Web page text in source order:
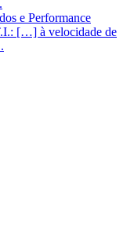
e Performance
[…] à velocidade de